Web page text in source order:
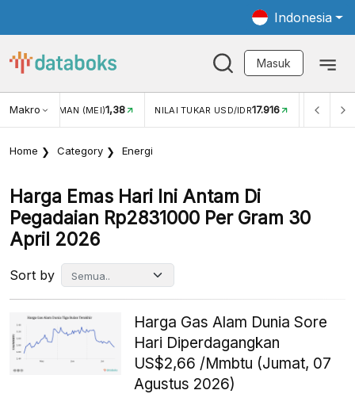
Indonesia
Masuk
MakroWISMAN (MEI)1,38 NILAI TUKAR USD/IDR17.916 INFLASI
Home Category Energi
Harga Emas Hari Ini Antam Di
Pegadaian Rp2831000 Per Gram 30
April 2026
Sort by
Harga Gas Alam Dunia Sore
Hari Diperdagangkan
US$2,66 /Mmbtu (Jumat, 07
Agustus 2026)